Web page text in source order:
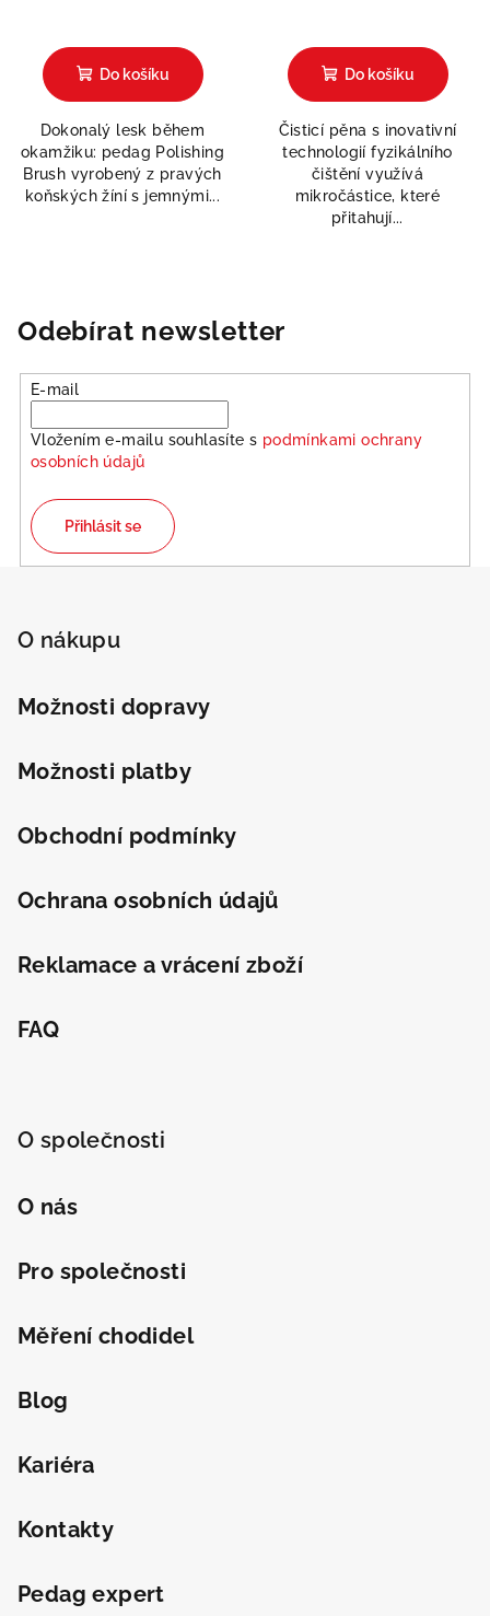
Do košíku
Dokonalý lesk během
okamžiku: pedag Polishing
Brush vyrobený z pravých
koňských žíní s jemnými...
hodnocení
produktu
z
5
hvězdiček.
Do košíku
Čisticí pěna s inovativní
technologií fyzikálního
čištění využívá
mikročástice, které
přitahují...
Odebírat newsletter
E-mail
Vložením e-mailu souhlasíte s podmínkami ochrany
osobních údajů
Přihlásit se
O nákupu
Možnosti dopravy
Možnosti platby
Obchodní podmínky
Ochrana osobních údajů
Reklamace a vrácení zboží
FAQ
O společnosti
O nás
Pro společnosti
Měření chodidel
Blog
Kariéra
Kontakty
Pedag expert